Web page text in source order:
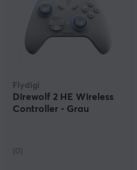
Flydigi
Direwolf 2 HE Wireless
Controller - Grau
(0)